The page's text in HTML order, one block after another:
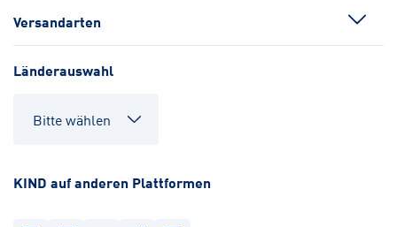
Versandarten
Länderauswahl
KIND auf anderen Plattformen